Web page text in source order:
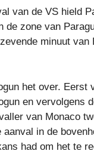
van de VS hield
de zone van
minuut
het over. Eerst
en vervolgens
van Monaco
in de
had om het te